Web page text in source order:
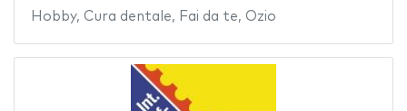
Hobby, Cura dentale, Fai da te, Ozio